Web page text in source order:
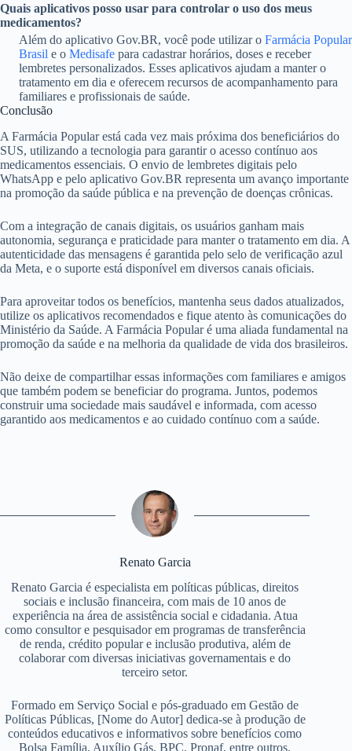
Quais aplicativos posso usar para controlar o uso dos meus
medicamentos?
Além do aplicativo Gov.BR, você pode utilizar o Farmácia Popular
Brasil e o Medisafe para cadastrar horários, doses e receber
lembretes personalizados. Esses aplicativos ajudam a manter o
tratamento em dia e oferecem recursos de acompanhamento para
familiares e profissionais de saúde.
Conclusão
A Farmácia Popular está cada vez mais próxima dos beneficiários do
SUS, utilizando a tecnologia para garantir o acesso contínuo aos
medicamentos essenciais. O envio de lembretes digitais pelo
WhatsApp e pelo aplicativo Gov.BR representa um avanço importante
na promoção da saúde pública e na prevenção de doenças crônicas.
Com a integração de canais digitais, os usuários ganham mais
autonomia, segurança e praticidade para manter o tratamento em dia. A
autenticidade das mensagens é garantida pelo selo de verificação azul
da Meta, e o suporte está disponível em diversos canais oficiais.
Para aproveitar todos os benefícios, mantenha seus dados atualizados,
utilize os aplicativos recomendados e fique atento às comunicações do
Ministério da Saúde. A Farmácia Popular é uma aliada fundamental na
promoção da saúde e na melhoria da qualidade de vida dos brasileiros.
Não deixe de compartilhar essas informações com familiares e amigos
que também podem se beneficiar do programa. Juntos, podemos
construir uma sociedade mais saudável e informada, com acesso
garantido aos medicamentos e ao cuidado contínuo com a saúde.
Renato Garcia
Renato Garcia é especialista em políticas públicas, direitos
sociais e inclusão financeira, com mais de 10 anos de
experiência na área de assistência social e cidadania. Atua
como consultor e pesquisador em programas de transferência
de renda, crédito popular e inclusão produtiva, além de
colaborar com diversas iniciativas governamentais e do
terceiro setor.
Formado em Serviço Social e pós-graduado em Gestão de
Políticas Públicas, [Nome do Autor] dedica-se à produção de
conteúdos educativos e informativos sobre benefícios como
Bolsa Família, Auxílio Gás, BPC, Pronaf, entre outros,